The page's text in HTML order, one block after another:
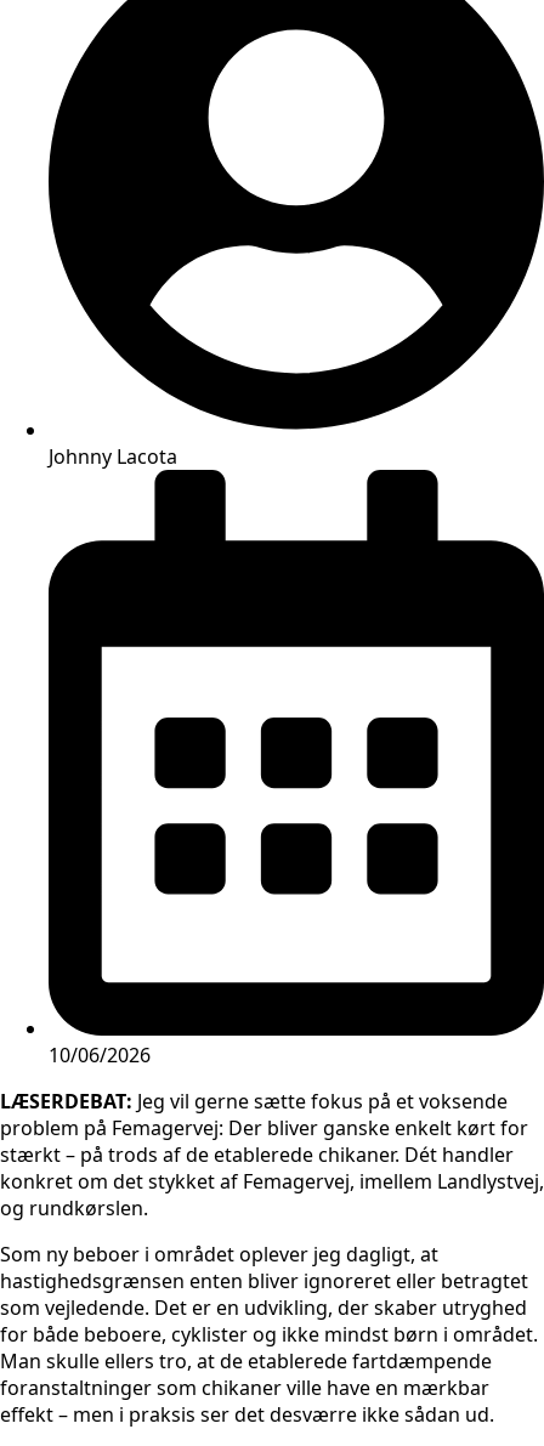
Johnny Lacota
10/06/2026
LÆSERDEBAT: Jeg vil gerne sætte fokus på et voksende
problem på Femagervej: Der bliver ganske enkelt kørt for
stærkt – på trods af de etablerede chikaner. Dét handler
konkret om det stykket af Femagervej, imellem Landlystvej,
og rundkørslen.
Som ny beboer i området oplever jeg dagligt, at
hastighedsgrænsen enten bliver ignoreret eller betragtet
som vejledende. Det er en udvikling, der skaber utryghed
for både beboere, cyklister og ikke mindst børn i området.
Man skulle ellers tro, at de etablerede fartdæmpende
foranstaltninger som chikaner ville have en mærkbar
effekt – men i praksis ser det desværre ikke sådan ud.